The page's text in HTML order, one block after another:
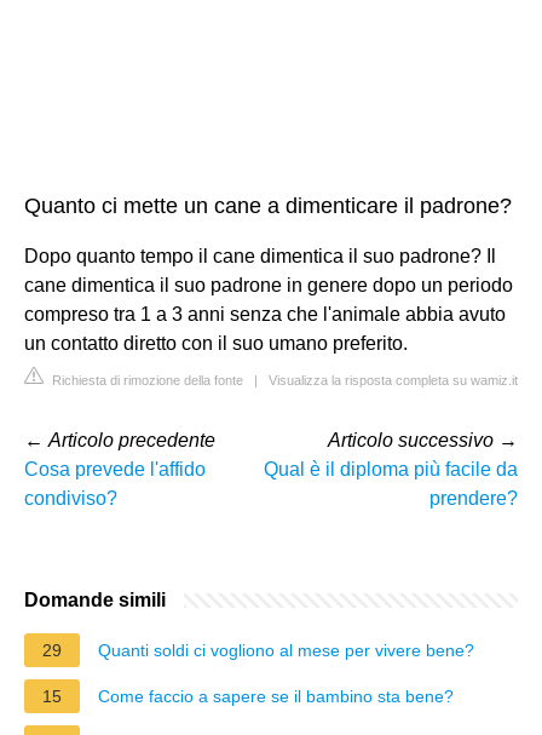
Quanto ci mette un cane a dimenticare il padrone?
Dopo quanto tempo il cane dimentica il suo padrone? Il
cane dimentica il suo padrone in genere dopo un periodo
compreso tra 1 a 3 anni senza che l'animale abbia avuto
un contatto diretto con il suo umano preferito.
Richiesta di rimozione della fonte | Visualizza la risposta completa su wamiz.it
← Articolo precedente
Cosa prevede l'affido
condiviso?
Articolo successivo →
Qual è il diploma più facile da
prendere?
Domande simili
29 Quanti soldi ci vogliono al mese per vivere bene?
15 Come faccio a sapere se il bambino sta bene?